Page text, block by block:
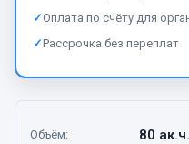
Объём: 80 ак.ч.
✓Оплата по счёту для
✓Рассрочка без переплат